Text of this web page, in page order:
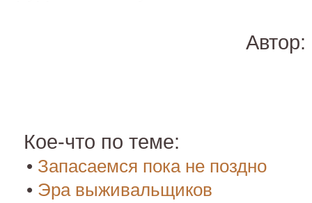
Автор:
Кое-что по теме:
• Запасаемся пока не поздно
• Эра выживальщиков